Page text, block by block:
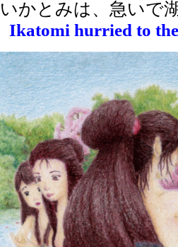
いかとみは、急いで
Ikatomi hurried to